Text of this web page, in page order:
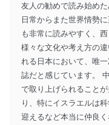
アクセス制御
個人データを
機器を取り扱
の不要なアク
アクセス者の識別
機器に標準装
ーザーアカウ
ベース等を取
者を識別・認
友人の勧めで読み始め
日常からまた世界情勢
も非常に読みやすく、
様々な文化や考え方の
れる日本において、唯
誌だと感じています。
で取り上げられること
り、特にイスラエルは
迎えるなど本当に仲良